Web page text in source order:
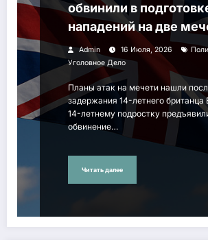
обвинили в
нападений на две
Admin 16 Июля, 2026
Уголовное Дело
Планы атак на мечети нашли
задержания 14-летнего британца
14-летнему подростку
обвинение…
Читать далее